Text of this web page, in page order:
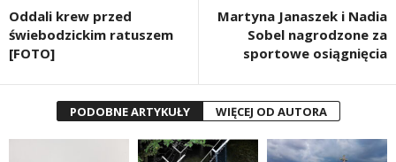
Oddali krew przed
świebodzickim ratuszem
[FOTO]
Martyna Janaszek i Nadia
Sobel nagrodzone za
sportowe osiągnięcia
PODOBNE ARTYKUŁY WIĘCEJ OD AUTORA